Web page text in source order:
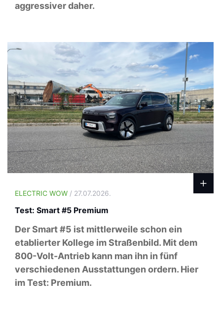
aggressiver daher.
ELECTRIC WOW / 27.07.2026.
Test: Smart #5 Premium
Der Smart #5 ist mittlerweile schon ein
etablierter Kollege im Straßenbild. Mit dem
800-Volt-Antrieb kann man ihn in fünf
verschiedenen Ausstattungen ordern. Hier
im Test: Premium.